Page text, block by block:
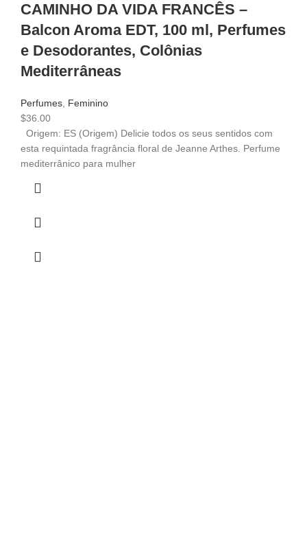
CAMINHO DA VIDA FRANCÊS –
Balcon Aroma EDT, 100 ml, Perfumes
e Desodorantes, Colônias
Mediterrâneas
Perfumes, Feminino
$36.00
Origem: ES (Origem) Delicie todos os seus sentidos com
esta requintada fragrância floral de Jeanne Arthes. Perfume
mediterrânico para mulher